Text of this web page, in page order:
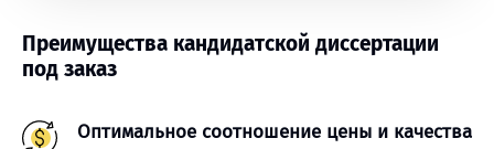
Преимущества кандидатской диссертации
под заказ
Оптимальное соотношение цены и качества